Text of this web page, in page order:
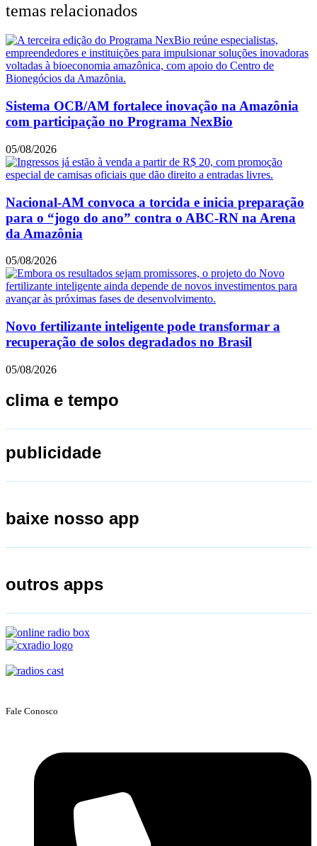
temas relacionados
Sistema OCB/AM fortalece inovação na Amazônia
com participação no Programa NexBio
05/08/2026
Nacional-AM convoca a torcida e inicia preparação
para o “jogo do ano” contra o ABC-RN na Arena
da Amazônia
05/08/2026
Novo fertilizante inteligente pode transformar a
recuperação de solos degradados no Brasil
05/08/2026
clima e tempo
publicidade
baixe nosso app
outros apps
Fale Conosco